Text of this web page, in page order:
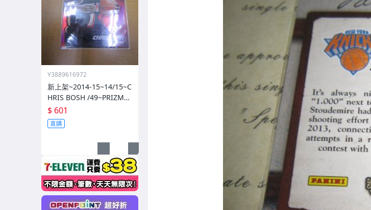
Y3889616972
新上架~2014-15~14/15~C
HRIS BOSH /49~PRIZM~S
ILVER~紅亮~低限量/49~1
060114-1
$ 601
直購